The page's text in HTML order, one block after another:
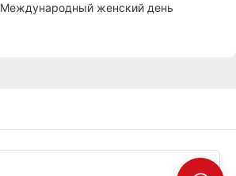
Международный женский день